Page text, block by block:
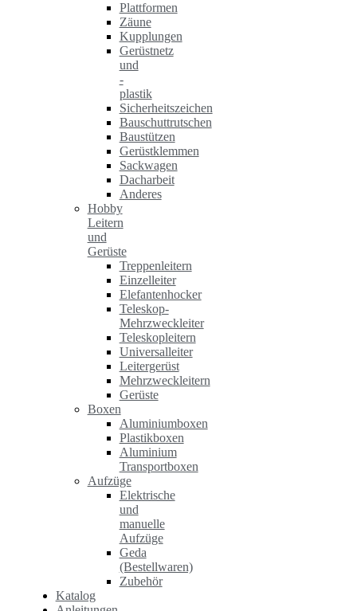
Plattformen
Zäune
Kupplungen
Gerüstnetz
und
-
plastik
Sicherheitszeichen
Bauschuttrutschen
Baustützen
Gerüstklemmen
Sackwagen
Dacharbeit
Anderes
Hobby
Leitern
und
Gerüste
Treppenleitern
Einzelleiter
Elefantenhocker
Teleskop-
Mehrzweckleiter
Teleskopleitern
Universalleiter
Leitergerüst
Mehrzweckleitern
Gerüste
Boxen
Aluminiumboxen
Plastikboxen
Aluminium
Transportboxen
Aufzüge
Elektrische
und
manuelle
Aufzüge
Geda
(Bestellwaren)
Zubehör
Katalog